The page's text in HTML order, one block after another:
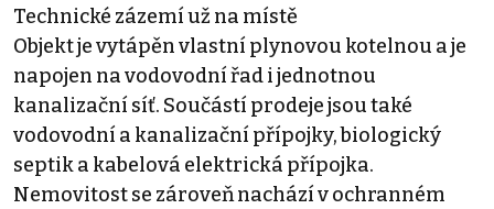
Technické zázemí už na místě
Objekt je vytápěn vlastní plynovou kotelnou a je
napojen na vodovodní řad i jednotnou
kanalizační síť. Součástí prodeje jsou také
vodovodní a kanalizační přípojky, biologický
septik a kabelová elektrická přípojka.
Nemovitost se zároveň nachází v ochranném